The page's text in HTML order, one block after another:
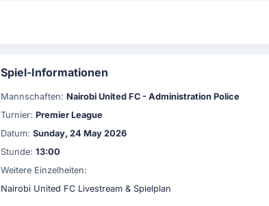
Spiel-Informationen
Mannschaften: Nairobi United FC - Administration Police
Turnier: Premier League
Datum: Sunday, 24 May 2026
Stunde: 13:00
Weitere Einzelheiten:
Nairobi United FC Livestream & Spielplan